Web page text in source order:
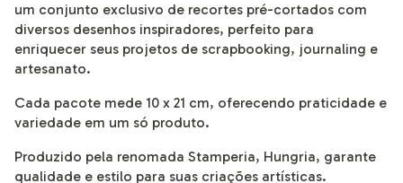
um conjunto exclusivo de recortes pré-cortados com
diversos desenhos inspiradores, perfeito para
enriquecer seus projetos de scrapbooking, journaling e
artesanato.
Cada pacote mede 10 x 21 cm, oferecendo praticidade e
variedade em um só produto.
Produzido pela renomada Stamperia, Hungria, garante
qualidade e estilo para suas criações artísticas.